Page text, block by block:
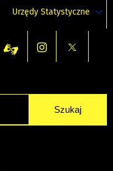
tekst
czarnym
tekst
czarnym
tekst
żółtym
Urzędy Statystyczne